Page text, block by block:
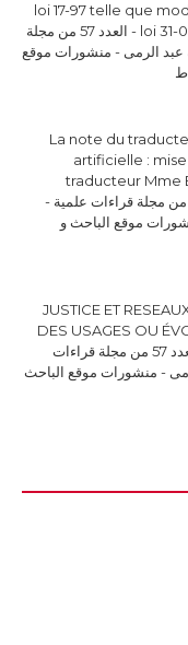
loi 17-97 telle que
loi 31-05 et 23-13 MEHDI EDDIANI - العدد 57 من مجلة
عبد الرمى - منشورات موقع
La note du
artificielle :
traducteur Mme
MELLOUKI Ismail - العدد 57 من مجلة قراءات علمية -
موقع الباحث و
JUSTICE ET
DES USAGES OU
Mme Malika ZITOUNY - العدد 57 من مجلة قراءات
- منشورات موقع الباحث